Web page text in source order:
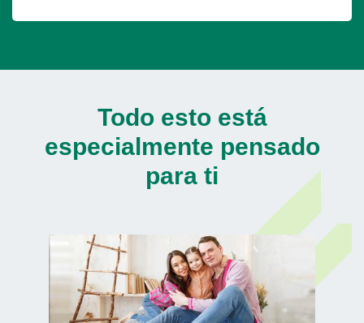
Todo esto está
especialmente pensado
para ti